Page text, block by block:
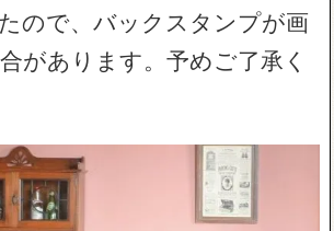
ので、バックスタンプが画
があります。予めご了承く